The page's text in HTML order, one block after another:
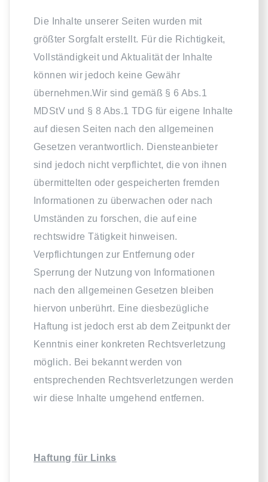
Die Inhalte unserer Seiten wurden mit
größter Sorgfalt erstellt. Für die Richtigkeit,
Vollständigkeit und Aktualität der Inhalte
können wir jedoch keine Gewähr
übernehmen.Wir sind gemäß § 6 Abs.1
MDStV und § 8 Abs.1 TDG für eigene Inhalte
auf diesen Seiten nach den allgemeinen
Gesetzen verantwortlich. Diensteanbieter
sind jedoch nicht verpflichtet, die von ihnen
übermittelten oder gespeicherten fremden
Informationen zu überwachen oder nach
Umständen zu forschen, die auf eine
rechtswidre Tätigkeit hinweisen.
Verpflichtungen zur Entfernung oder
Sperrung der Nutzung von Informationen
nach den allgemeinen Gesetzen bleiben
hiervon unberührt. Eine diesbezügliche
Haftung ist jedoch erst ab dem Zeitpunkt der
Kenntnis einer konkreten Rechtsverletzung
möglich. Bei bekannt werden von
entsprechenden Rechtsverletzungen werden
wir diese Inhalte umgehend entfernen.
Haftung für Links